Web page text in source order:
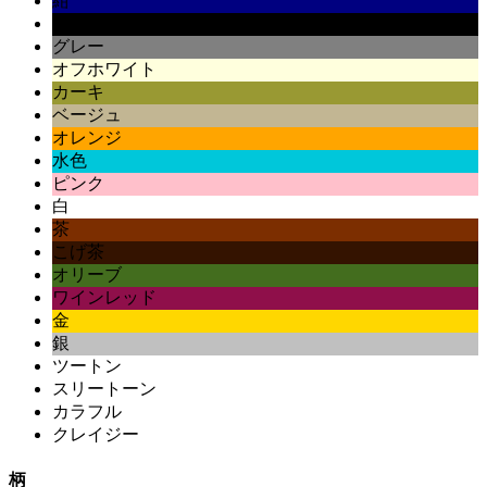
グレー
オフホワイト
カーキ
ベージュ
オレンジ
水色
ピンク
白
茶
こげ茶
オリーブ
ワインレッド
金
銀
ツートン
スリートーン
カラフル
クレイジー
柄